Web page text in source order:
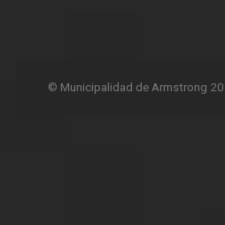
© Municipalidad de Armstrong